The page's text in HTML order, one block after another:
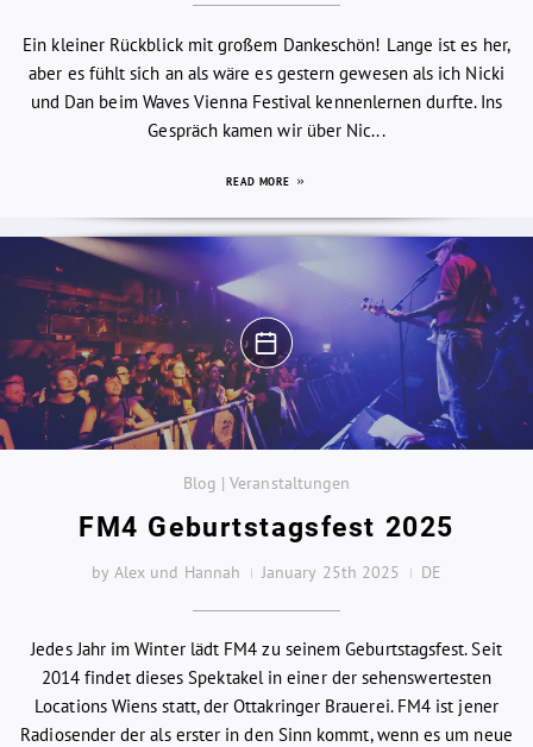
Ein kleiner Rückblick mit großem Dankeschön! Lange ist es her,
aber es fühlt sich an als wäre es gestern gewesen als ich Nicki
und Dan beim Waves Vienna Festival kennenlernen durfte. Ins
Gespräch kamen wir über Nic...
READ MORE
Blog | Veranstaltungen
FM4 Geburtstagsfest 2025
by Alex und Hannah January 25th 2025 DE
Jedes Jahr im Winter lädt FM4 zu seinem Geburtstagsfest. Seit
2014 findet dieses Spektakel in einer der sehenswertesten
Locations Wiens statt, der Ottakringer Brauerei. FM4 ist jener
Radiosender der als erster in den Sinn kommt, wenn es um neue